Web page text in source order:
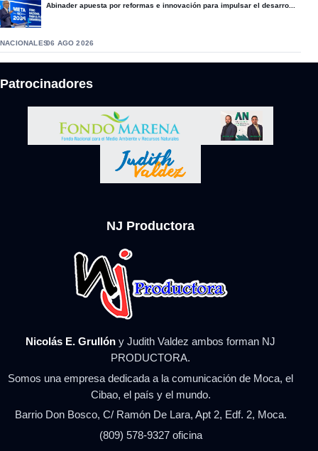
Abinader apuesta por reformas e innovación para impulsar el desarro...
NACIONALES06 AGO 2026
Patrocinadores
NJ Productora
Nicolás E. Grullón y Judith Valdez ambos forman NJ
PRODUCTORA.
Somos una empresa dedicada a la comunicación de Moca, el
Cibao, el país y el mundo.
Barrio Don Bosco, C/ Ramón De Lara, Apt 2, Edf. 2, Moca.
(809) 578-9327 oficina